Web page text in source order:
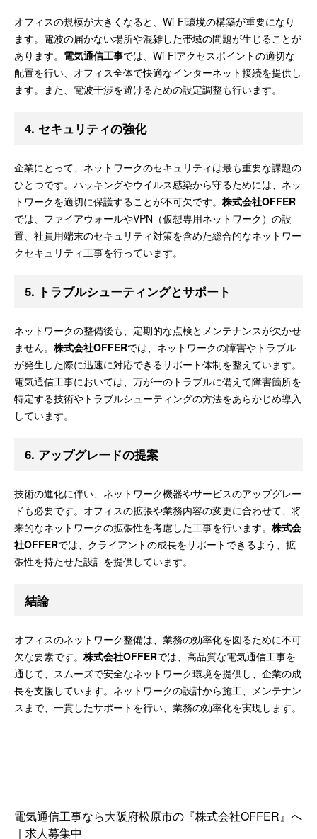
オフィスの規模が大きくなると、Wi-Fi環境の構築が重要になり
ます。電波の届かない場所や混雑した帯域の問題が生じることが
あります。 電気通信工事では、Wi-Fiアクセスポイントの適切な
配置を行い、オフィス全体で快適なインターネット接続を提供し
ます。また、電波干渉を避けるための設定調整も行います。
4. セキュリティの強化
企業にとって、ネットワークのセキュリティは最も重要な課題の
ひとつです。ハッキングやウイルス感染から守るためには、ネッ
トワークを適切に保護することが不可欠です。 株式会社OFFER
では、ファイアウォールやVPN（仮想専用ネットワーク）の設
置、社員用端末のセキュリティ対策を含めた総合的なネットワー
クセキュリティ工事を行っています。
5. トラブルシューティングとサポート
ネットワークの整備後も、定期的な点検とメンテナンスが欠かせ
ません。 株式会社OFFERでは、ネットワークの障害やトラブル
が発生した際に迅速に対応できるサポート体制を整えています。
電気通信工事においては、万が一のトラブルに備えて障害箇所を
特定する技術やトラブルシューティングの方法をあらかじめ導入
しています。
6. アップグレードの提案
技術の進化に伴い、ネットワーク機器やサービスのアップグレー
ドも必要です。オフィスの拡張や業務内容の変更に合わせて、将
来的なネットワークの拡張性を考慮した工事を行います。 株式会
社OFFERでは、クライアントの成長をサポートできるよう、拡
張性を持たせた設計を提供しています。
結論
オフィスのネットワーク整備は、業務の効率化を図るために不可
欠な要素です。 株式会社OFFERでは、高品質な電気通信工事を
通じて、スムーズで安全なネットワーク環境を提供し、企業の成
長を支援しています。ネットワークの設計から施工、メンテナン
スまで、一貫したサポートを行い、業務の効率化を実現します。
電気通信工事なら大阪府松原市の『株式会社OFFER』へ
｜求人募集中